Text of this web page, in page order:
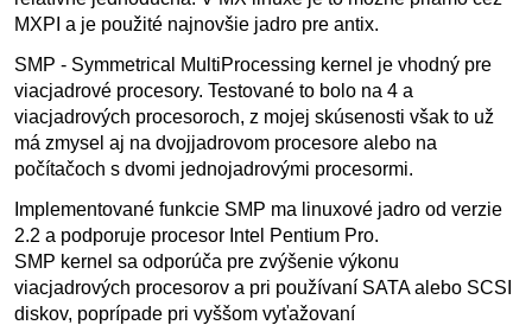
MXPI a je použité najnovšie jadro pre antix.
SMP - Symmetrical MultiProcessing kernel je vhodný pre
viacjadrové procesory. Testované to bolo na 4 a
viacjadrových procesoroch, z mojej skúsenosti však to už
má zmysel aj na dvojjadrovom procesore alebo na
počítačoch s dvomi jednojadrovými procesormi.
Implementované funkcie SMP ma linuxové jadro od verzie
2.2 a podporuje procesor Intel Pentium Pro.
SMP kernel sa odporúča pre zvýšenie výkonu
viacjadrových procesorov a pri používaní SATA alebo SCSI
diskov, poprípade pri vyššom vyťažovaní